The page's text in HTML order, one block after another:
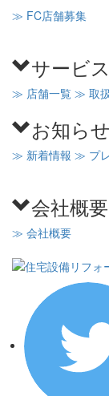
≫ FC店舗募集
サービス
≫ 店舗一覧 ≫ 取
お知らせ
≫ 新着情報 ≫ プ
会社概要
≫ 会社概要